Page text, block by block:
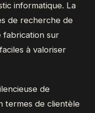
informatique. La
de recherche de
fabrication sur
à valoriser
de
termes de clientèle